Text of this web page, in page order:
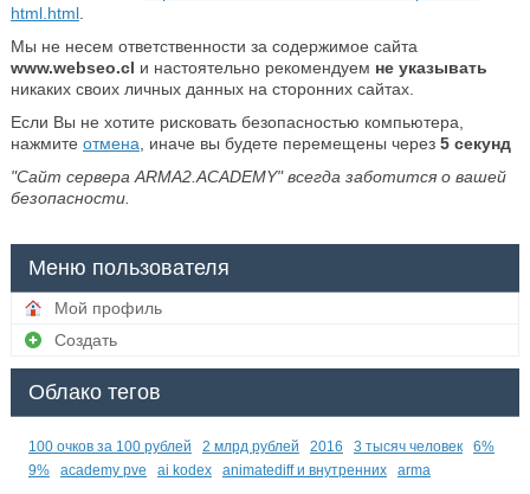
html.html.
Мы не несем ответственности за содержимое сайта
www.webseo.cl и настоятельно рекомендуем не указывать
никаких своих личных данных на сторонних сайтах.
Если Вы не хотите рисковать безопасностью компьютера,
нажмите отмена , иначе вы будете перемещены через 5секунд
"Сайт сервера ARMA2.ACADEMY" всегда заботится о вашей
безопасности.
Меню пользователя
Мой профиль
Создать
Облако тегов
100 очков за 100 рублей 2 млрд рублей 2016 3 тысяч человек
6%
9%
academy pve ai kodex animatediff и внутренних arma